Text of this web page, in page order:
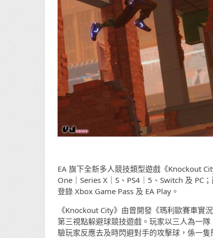
EA 旗下全新多人競技類型遊戲《Knockout
One｜Series X｜S、PS4｜5、Switch 及 PC
登錄 Xbox Game Pass 及 EA Play。
《Knockout City》由曾開發《瑪利歐賽車
第三視點躲避球競技遊戲。玩家以三人為一
驗玩家反應去及時閃避對手的攻擊球，係一